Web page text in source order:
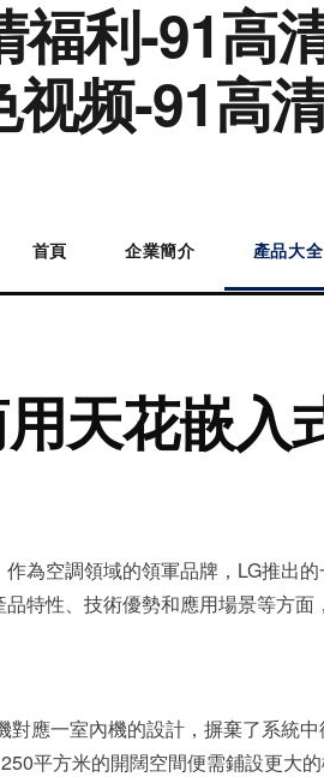
利-91高
频-91高
首頁 企業簡介 產品大全
天花嵌入
為空調領域的領軍品牌，LG推出
、技術優勢和應用場景等方面
應一室內機的設計，摒棄了系統
平方米的開闊空間便需鋪設更大